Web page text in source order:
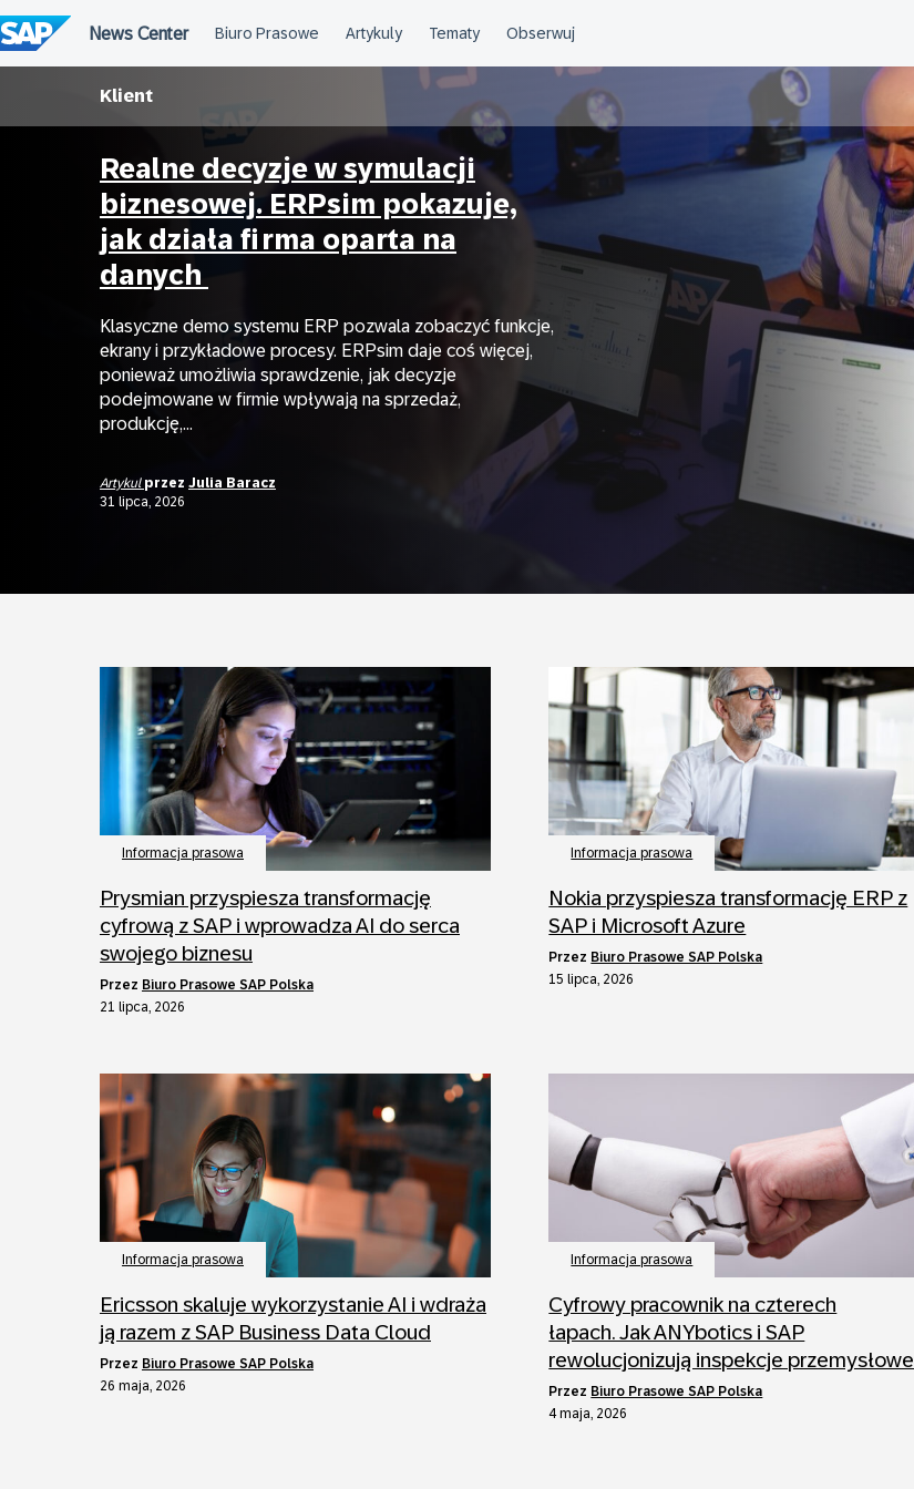
do
treści
Klient
Realne decyzje w symulacji
biznesowej. ERPsim pokazuje,
jak działa firma oparta na
danych
Klasyczne demo systemu ERP pozwala zobaczyć funkcje,
ekrany i przykładowe procesy. ERPsim daje coś więcej,
ponieważ umożliwia sprawdzenie, jak decyzje
podejmowane w firmie wpływają na sprzedaż,
produkcję,...
Artykul przez Julia Baracz
31 lipca, 2026
Informacja prasowa
Prysmian przyspiesza transformację
cyfrową z SAP i wprowadza AI do serca
swojego biznesu
przez Biuro Prasowe SAP Polska
21 lipca, 2026
Informacja prasowa
Nokia przyspiesza transformację ERP z
SAP i Microsoft Azure
przez Biuro Prasowe SAP Polska
15 lipca, 2026
Informacja prasowa
Ericsson skaluje wykorzystanie AI i wdraża
ją razem z SAP Business Data Cloud
przez Biuro Prasowe SAP Polska
26 maja, 2026
Informacja prasowa
Cyfrowy pracownik na czterech
łapach. Jak ANYbotics i SAP
rewolucjonizują inspekcje przemysłowe
przez Biuro Prasowe SAP Polska
4 maja, 2026